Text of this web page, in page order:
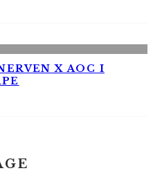
X AOC I